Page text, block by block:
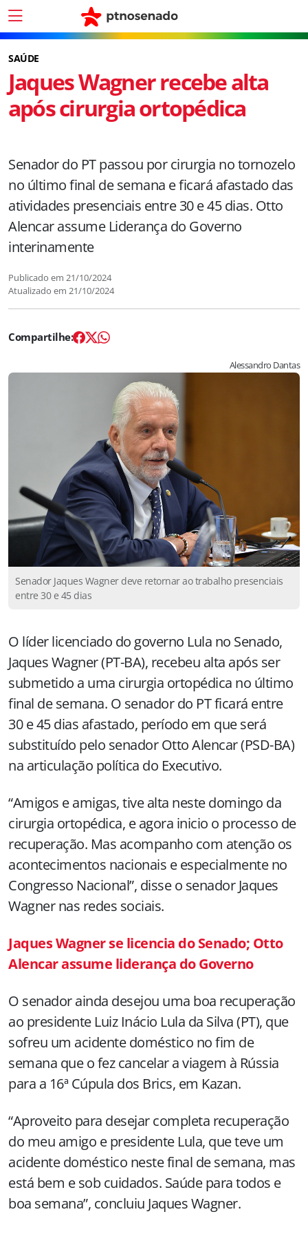
SAÚDE
Jaques Wagner recebe alta
após cirurgia ortopédica
Senador do PT passou por cirurgia no tornozelo
no último final de semana e ficará afastado das
atividades presenciais entre 30 e 45 dias. Otto
Alencar assume Liderança do Governo
interinamente
Publicado em 21/10/2024
Atualizado em 21/10/2024
Alessandro Dantas
Senador Jaques Wagner deve retornar ao trabalho presenciais
entre 30 e 45 dias
O líder licenciado do governo Lula no Senado,
Jaques Wagner (PT-BA), recebeu alta após ser
submetido a uma cirurgia ortopédica no último
final de semana. O senador do PT ficará entre
30 e 45 dias afastado, período em que será
substituído pelo senador Otto Alencar (PSD-BA)
na articulação política do Executivo.
“Amigos e amigas, tive alta neste domingo da
cirurgia ortopédica, e agora inicio o processo de
recuperação. Mas acompanho com atenção os
acontecimentos nacionais e especialmente no
Congresso Nacional”, disse o senador Jaques
Wagner nas redes sociais.
Jaques Wagner se licencia do Senado; Otto
Alencar assume liderança do Governo
O senador ainda desejou uma boa recuperação
ao presidente Luiz Inácio Lula da Silva (PT), que
sofreu um acidente doméstico no fim de
semana que o fez cancelar a viagem à Rússia
para a 16ª Cúpula dos Brics, em Kazan.
“Aproveito para desejar completa recuperação
do meu amigo e presidente Lula, que teve um
acidente doméstico neste final de semana, mas
está bem e sob cuidados. Saúde para todos e
boa semana”, concluiu Jaques Wagner.